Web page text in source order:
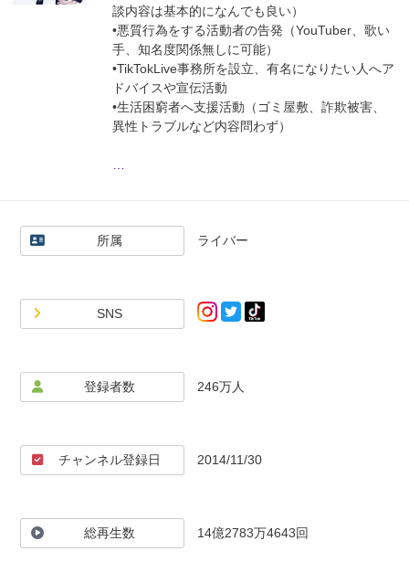
談内容は基本的になんでも良い）
•悪質行為をする活動者の告発（YouTuber、歌い
手、知名度関係無しに可能）
•TikTokLive事務所を設立、有名になりたい人へア
ドバイスや宣伝活動
•生活困窮者へ支援活動（ゴミ屋敷、詐欺被害、
異性トラブルなど内容問わず）
•ツイキャス 22時半以降に高頻度で生放送
https://twitcasting.tv/korekore_ch
•YouTubeLive 22時半以降に低頻度で生放送
さい
※生放送や動画の一部では視聴者による相談を受
け付けております。どちらも基本的に後から削除
所属 ライバー
SNS
登録者数 246万人
チャンネル登録日 2014/11/30
総再生数 14億2783万4643回